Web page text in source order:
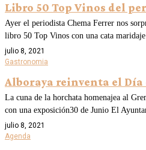
Libro 50 Top Vinos del
Ayer el periodista Chema Ferrer nos
libro 50 Top Vinos con una cata
julio 8, 2021
Gastronomia
Alboraya reinventa el Día
La cuna de la horchata homenajea al
con una exposición30 de Junio El
julio 8, 2021
Agenda